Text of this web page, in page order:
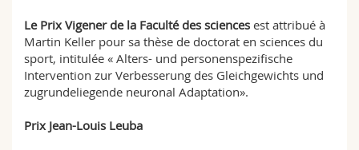
Le Prix Vigener de la Faculté des sciences est attribué à
Martin Keller pour sa thèse de doctorat en sciences du
sport, intitulée « Alters- und personenspezifische
Intervention zur Verbesserung des Gleichgewichts und
zugrundeliegende neuronal Adaptation».
Prix Jean-Louis Leuba